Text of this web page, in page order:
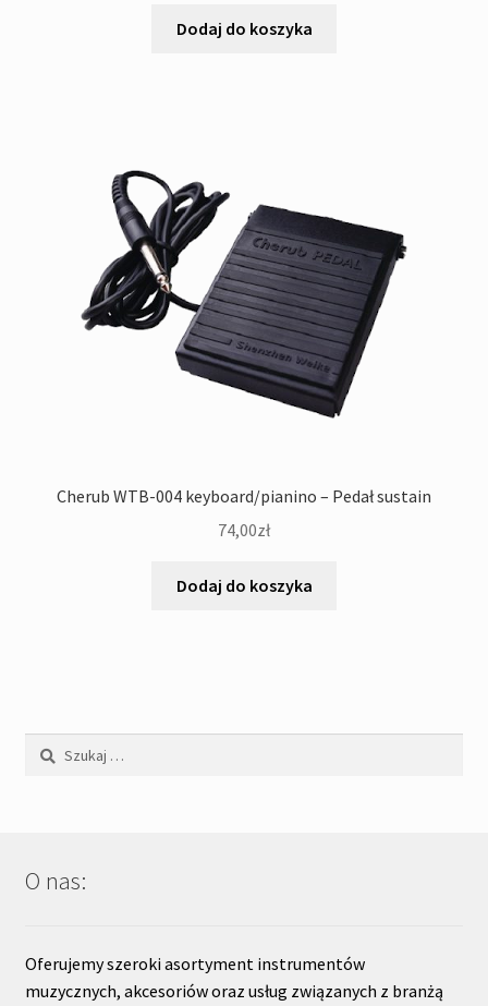
Dodaj do koszyka
Cherub WTB-004 keyboard/pianino – Pedał sustain
74,00zł
Dodaj do koszyka
Szukaj:
O nas:
Oferujemy szeroki asortyment instrumentów
muzycznych, akcesoriów oraz usług związanych z branżą